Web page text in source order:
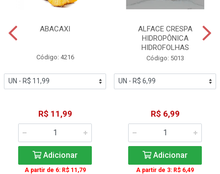
ABACAXI
Código: 4216
R$ 11,99
Adicionar
A partir de 6: R$ 11,79
ALFACE CRESPA
HIDROPÔNICA
HIDROFOLHAS
Código: 5013
R$ 6,99
Adicionar
A partir de 3: R$ 6,49